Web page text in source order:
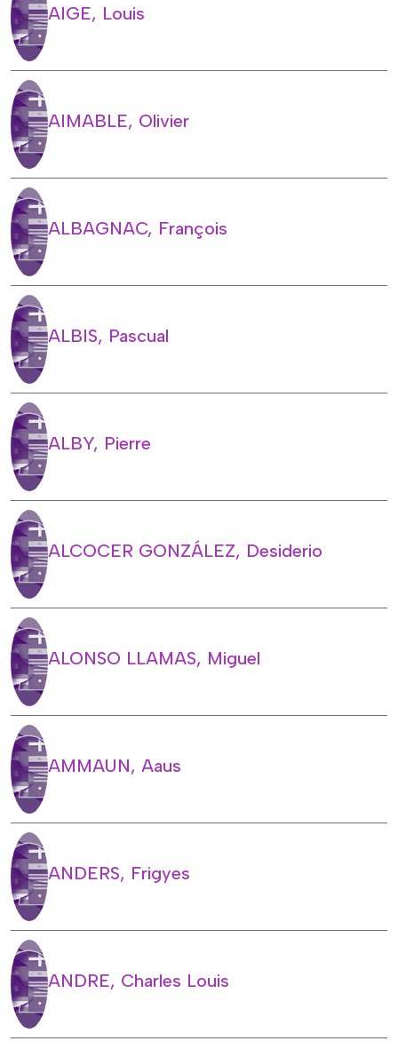
AIGE, Louis
AIMABLE, Olivier
ALBAGNAC, François
ALBIS, Pascual
ALBY, Pierre
ALCOCER GONZÁLEZ, Desiderio
ALONSO LLAMAS, Miguel
AMMAUN, Aaus
ANDERS, Frigyes
ANDRE, Charles Louis